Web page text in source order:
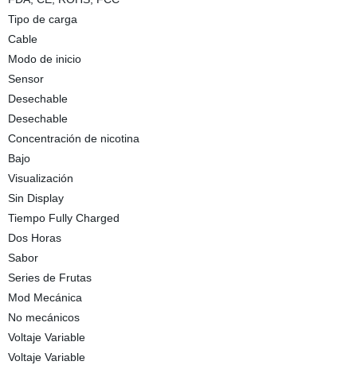
Tipo de carga
Cable
Modo de inicio
Sensor
Desechable
Desechable
Concentración de nicotina
Bajo
Visualización
Sin Display
Tiempo Fully Charged
Dos Horas
Sabor
Series de Frutas
Mod Mecánica
No mecánicos
Voltaje Variable
Voltaje Variable